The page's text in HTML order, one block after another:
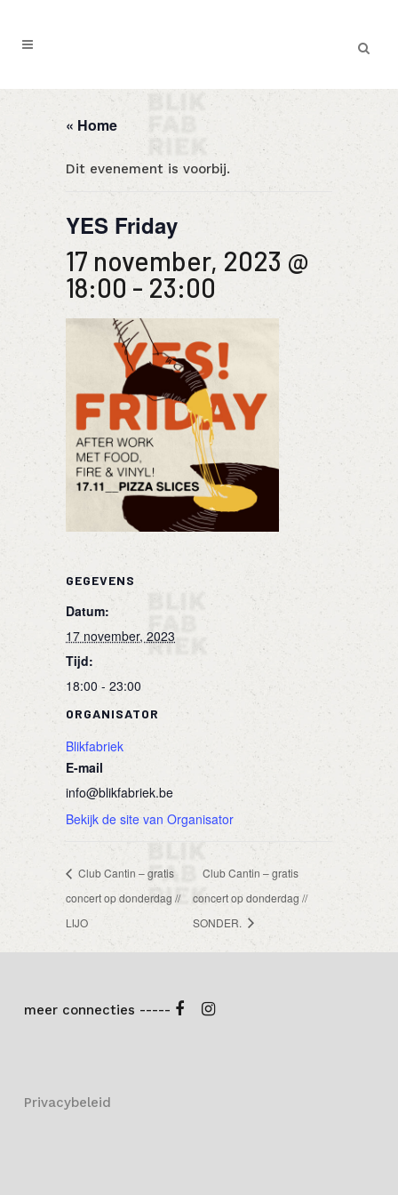
« Home
Dit evenement is voorbij.
YES Friday
17 november, 2023 @
18:00 - 23:00
GEGEVENS
Datum:
17 november, 2023
Tijd:
18:00 - 23:00
ORGANISATOR
Blikfabriek
E-mail
info@blikfabriek.be
Bekijk de site van Organisator
Club Cantin – gratis
concert op donderdag //
LIJO
Club Cantin – gratis
concert op donderdag //
SONDER.
meer connecties -----
Privacybeleid